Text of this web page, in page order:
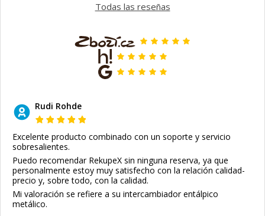
Todas las reseñas
Rudi Rohde
Excelente producto combinado con un soporte y servicio
sobresalientes.
Puedo recomendar RekupeX sin ninguna reserva, ya que
personalmente estoy muy satisfecho con la relación calidad-
precio y, sobre todo, con la calidad.
Mi valoración se refiere a su intercambiador entálpico
metálico.